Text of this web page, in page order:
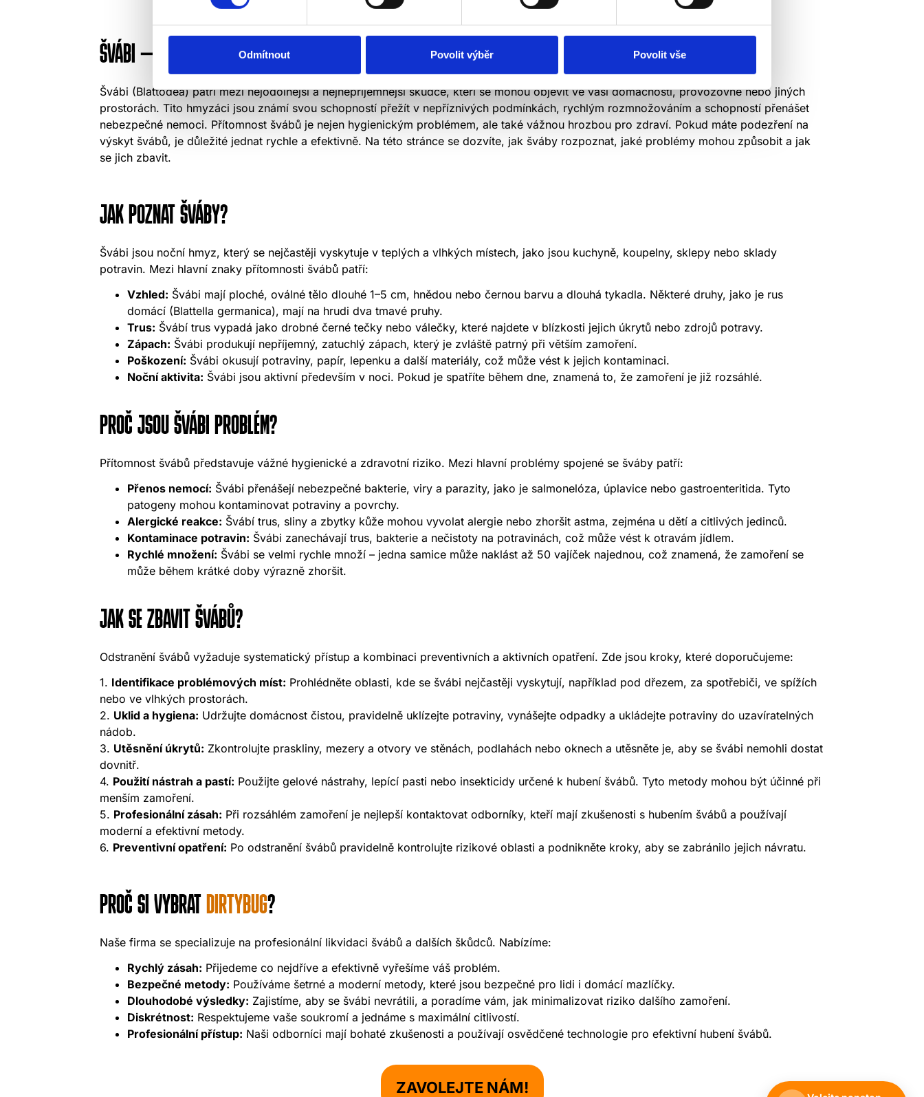
Odmítnout Povolit výběr Povolit vše
ŠVÁBI – JAK JE ROZPOZNAT A ÚČINNĚ SE JICH ZBAVIT
Švábi (Blattodea) patří mezi nejodolnější a nejnepříjemnější škůdce, kteří se mohou objevit ve vaší domácnosti, provozovně nebo jiných
prostorách. Tito hmyzáci jsou známí svou schopností přežít v nepříznivých podmínkách, rychlým rozmnožováním a schopností přenášet
nebezpečné nemoci. Přítomnost švábů je nejen hygienickým problémem, ale také vážnou hrozbou pro zdraví. Pokud máte podezření na
výskyt švábů, je důležité jednat rychle a efektivně. Na této stránce se dozvíte, jak šváby rozpoznat, jaké problémy mohou způsobit a jak
se jich zbavit.
JAK POZNAT ŠVÁBY?
Švábi jsou noční hmyz, který se nejčastěji vyskytuje v teplých a vlhkých místech, jako jsou kuchyně, koupelny, sklepy nebo sklady
potravin. Mezi hlavní znaky přítomnosti švábů patří:
Vzhled: Švábi mají ploché, oválné tělo dlouhé 1–5 cm, hnědou nebo černou barvu a dlouhá tykadla. Některé druhy, jako je rus
domácí (Blattella germanica), mají na hrudi dva tmavé pruhy.
Trus: Švábí trus vypadá jako drobné černé tečky nebo válečky, které najdete v blízkosti jejich úkrytů nebo zdrojů potravy.
Zápach: Švábi produkují nepříjemný, zatuchlý zápach, který je zvláště patrný při větším zamoření.
Poškození: Švábi okusují potraviny, papír, lepenku a další materiály, což může vést k jejich kontaminaci.
Noční aktivita: Švábi jsou aktivní především v noci. Pokud je spatříte během dne, znamená to, že zamoření je již rozsáhlé.
PROČ JSOU ŠVÁBI PROBLÉM?
Přítomnost švábů představuje vážné hygienické a zdravotní riziko. Mezi hlavní problémy spojené se šváby patří:
Přenos nemocí: Švábi přenášejí nebezpečné bakterie, viry a parazity, jako je salmonelóza, úplavice nebo gastroenteritida. Tyto
patogeny mohou kontaminovat potraviny a povrchy.
Alergické reakce: Švábí trus, sliny a zbytky kůže mohou vyvolat alergie nebo zhoršit astma, zejména u dětí a citlivých jedinců.
Kontaminace potravin: Švábi zanechávají trus, bakterie a nečistoty na potravinách, což může vést k otravám jídlem.
Rychlé množení: Švábi se velmi rychle množí – jedna samice může naklást až 50 vajíček najednou, což znamená, že zamoření se
může během krátké doby výrazně zhoršit.
JAK SE ZBAVIT ŠVÁBŮ?
Odstranění švábů vyžaduje systematický přístup a kombinaci preventivních a aktivních opatření. Zde jsou kroky, které doporučujeme:
1. Identifikace problémových míst: Prohlédněte oblasti, kde se švábi nejčastěji vyskytují, například pod dřezem, za spotřebiči, ve spížích
nebo ve vlhkých prostorách.
2. Uklid a hygiena: Udržujte domácnost čistou, pravidelně uklízejte potraviny, vynášejte odpadky a ukládejte potraviny do uzavíratelných
nádob.
3. Utěsnění úkrytů: Zkontrolujte praskliny, mezery a otvory ve stěnách, podlahách nebo oknech a utěsněte je, aby se švábi nemohli dostat
dovnitř.
4. Použití nástrah a pastí: Použijte gelové nástrahy, lepící pasti nebo insekticidy určené k hubení švábů. Tyto metody mohou být účinné při
menším zamoření.
5. Profesionální zásah: Při rozsáhlém zamoření je nejlepší kontaktovat odborníky, kteří mají zkušenosti s hubením švábů a používají
moderní a efektivní metody.
6. Preventivní opatření: Po odstranění švábů pravidelně kontrolujte rizikové oblasti a podnikněte kroky, aby se zabránilo jejich návratu.
PROČ SI VYBRAT DIRTYBUG?
Naše firma se specializuje na profesionální likvidaci švábů a dalších škůdců. Nabízíme:
Rychlý zásah: Přijedeme co nejdříve a efektivně vyřešíme váš problém.
Bezpečné metody: Používáme šetrné a moderní metody, které jsou bezpečné pro lidi i domácí mazlíčky.
Dlouhodobé výsledky: Zajistíme, aby se švábi nevrátili, a poradíme vám, jak minimalizovat riziko dalšího zamoření.
Diskrétnost: Respektujeme vaše soukromí a jednáme s maximální citlivostí.
Profesionální přístup: Naši odborníci mají bohaté zkušenosti a používají osvědčené technologie pro efektivní hubení švábů.
ZAVOLEJTE NÁM!